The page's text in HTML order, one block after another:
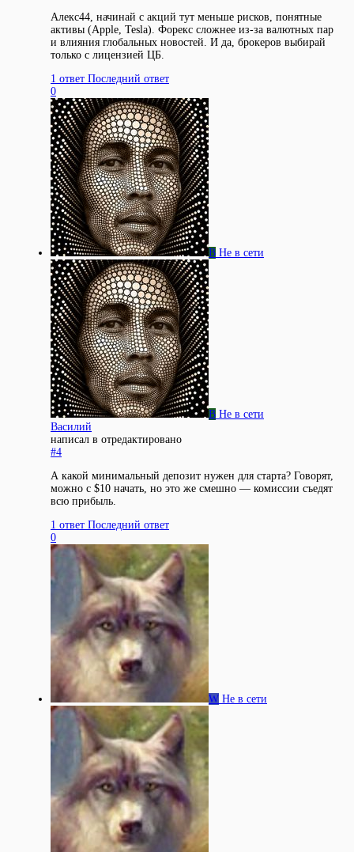
Алекс44, начинай с акций тут меньше рисков, понятные
активы (Apple, Tesla). Форекс сложнее из-за валютных пар
и влияния глобальных новостей. И да, брокеров выбирай
только с лицензией ЦБ.
1 ответ Последний ответ
0
В Не в сети
В Не в сети
Василий
написал в отредактировано
#4
А какой минимальный депозит нужен для старта? Говорят,
можно с $10 начать, но это же смешно — комиссии съедят
всю прибыль.
1 ответ Последний ответ
0
W Не в сети